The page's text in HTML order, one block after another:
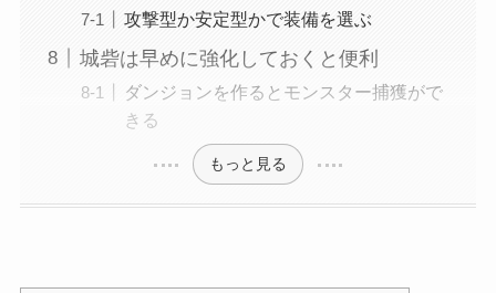
攻撃型か安定型かで装備を選ぶ
城砦は早めに強化しておくと便利
ダンジョンを作るとモンスター捕獲がで
きる
もっと見る